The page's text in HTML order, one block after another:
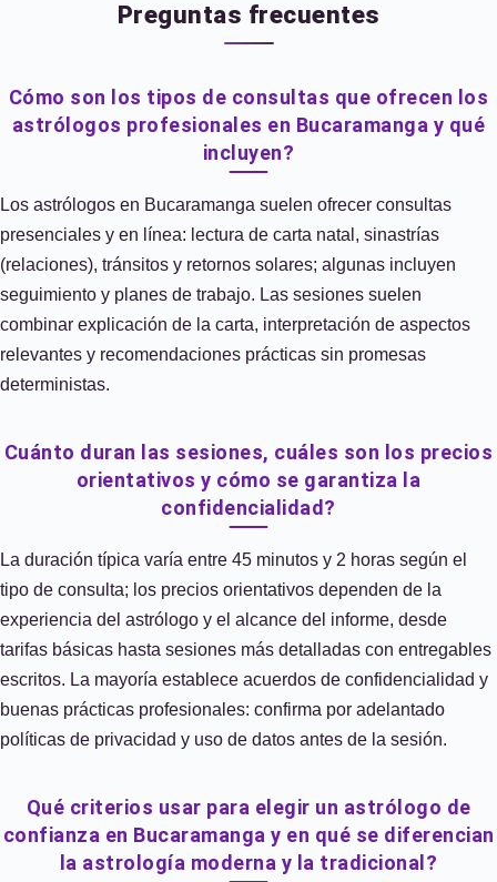
Preguntas frecuentes
Cómo son los tipos de consultas que ofrecen los
astrólogos profesionales en Bucaramanga y qué
incluyen?
Los astrólogos en Bucaramanga suelen ofrecer consultas
presenciales y en línea: lectura de carta natal, sinastrías
(relaciones), tránsitos y retornos solares; algunas incluyen
seguimiento y planes de trabajo. Las sesiones suelen
combinar explicación de la carta, interpretación de aspectos
relevantes y recomendaciones prácticas sin promesas
deterministas.
Cuánto duran las sesiones, cuáles son los precios
orientativos y cómo se garantiza la
confidencialidad?
La duración típica varía entre 45 minutos y 2 horas según el
tipo de consulta; los precios orientativos dependen de la
experiencia del astrólogo y el alcance del informe, desde
tarifas básicas hasta sesiones más detalladas con entregables
escritos. La mayoría establece acuerdos de confidencialidad y
buenas prácticas profesionales: confirma por adelantado
políticas de privacidad y uso de datos antes de la sesión.
Qué criterios usar para elegir un astrólogo de
confianza en Bucaramanga y en qué se diferencian
la astrología moderna y la tradicional?